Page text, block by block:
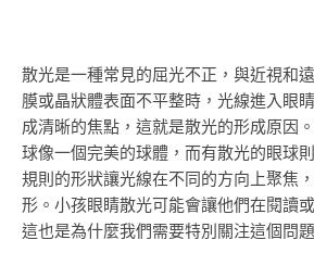
散光是一種常見的屈光不正，與近視和
膜或晶狀體表面不平整時，光線進入眼
成清晰的焦點，這就是散光的形成原因
球像一個完美的球體，而有散光的眼球
規則的形狀讓光線在不同的方向上聚焦
形。小孩眼睛散光可能會讓他們在閱讀
這也是為什麼我們需要特別關注這個問題